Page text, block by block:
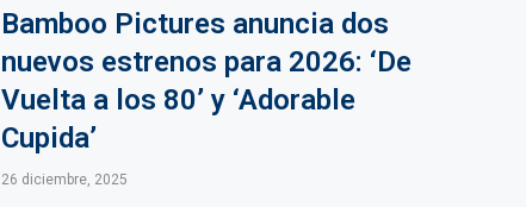
Bamboo Pictures anuncia dos
nuevos estrenos para 2026: ‘De
Vuelta a los 80’ y ‘Adorable
Cupida’
26 diciembre, 2025